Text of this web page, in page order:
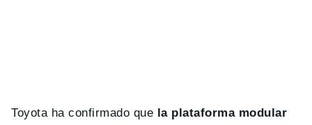
Toyota ha confirmado que la plataforma modular